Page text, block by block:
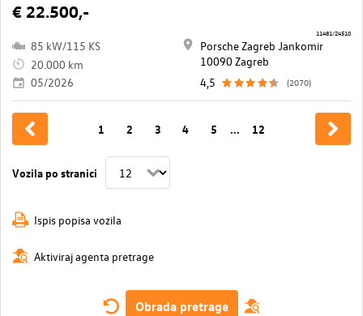
€ 22.500,-
85 kW/115 KS
20.000 km
05/2026
Porsche Zagreb Jankomir
10090 Zagreb
4,5
(2070)
11481/24510
Vozila po stranici
1 2 3 4 5 ... 12
Ispis popisa vozila
Aktiviraj agenta pretrage
Obrada pretrage